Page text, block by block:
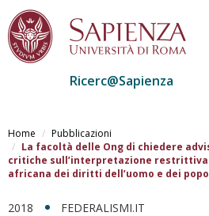
al
contenuto
principale
Ricerc@Sapienza
Home
Pubblicazioni
La facoltà delle Ong di chiedere
critiche sull’interpretazione
africana dei diritti dell’uomo e dei
2018 FEDERALISMI.IT